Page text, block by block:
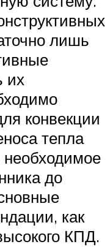
лишь
их
конвекции
тепла
до
как
КПД.